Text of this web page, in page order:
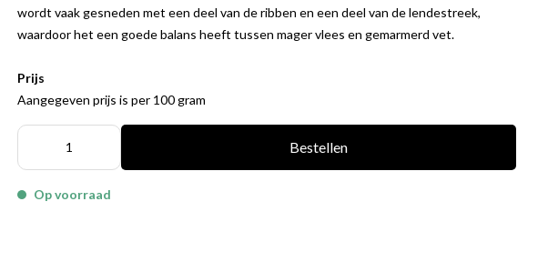
wordt vaak gesneden met een deel van de ribben en een deel van de lendestreek,
waardoor het een goede balans heeft tussen mager vlees en gemarmerd vet.
Prijs
Aangegeven prijs is per 100 gram
Bestellen
Op voorraad